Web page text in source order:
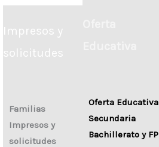
Impresos y
solicitudes
Familias
Impresos y
solicitudes
Oferta Educativa
Secundaria
Bachillerato y FP